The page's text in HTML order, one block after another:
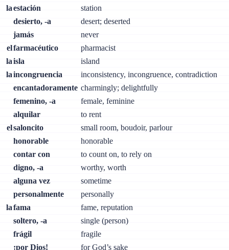
laestación
station
desierto, -a
desert; deserted
jamás
never
elfarmacéutico
pharmacist
laisla
island
laincongruencia
inconsistency, incongruence, contradiction
encantadoramente charmingly; delightfully
femenino, -a
female, feminine
alquilar
to rent
elsaloncito
small room, boudoir, parlour
honorable
honorable
contar con
to count on, to rely on
digno, -a
worthy, worth
alguna vez
sometime
personalmente
personally
lafama
fame, reputation
soltero, -a
single (person)
frágil
fragile
¡por Dios!
for God’s sake